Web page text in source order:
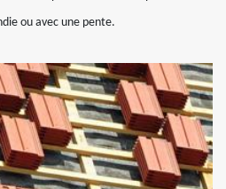
ou avec une pente.